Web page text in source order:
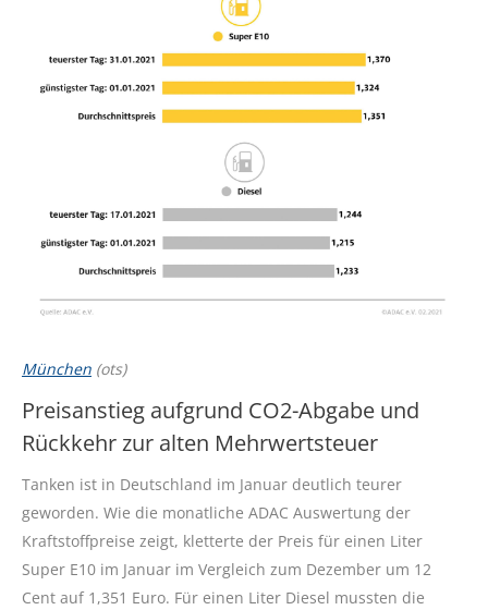
München (ots)
Preisanstieg aufgrund CO2-Abgabe und
Rückkehr zur alten Mehrwertsteuer
Tanken ist in Deutschland im Januar deutlich teurer
geworden. Wie die monatliche ADAC Auswertung der
Kraftstoffpreise zeigt, kletterte der Preis für einen Liter
Super E10 im Januar im Vergleich zum Dezember um 12
Cent auf 1,351 Euro. Für einen Liter Diesel mussten die